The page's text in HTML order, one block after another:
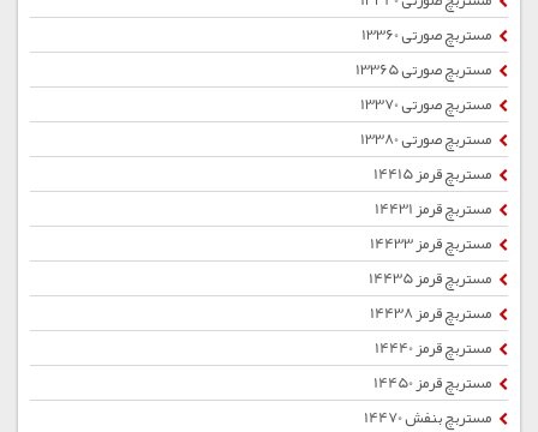
مستربچ صورتی 13360
مستربچ صورتی 13365
مستربچ صورتی 13370
مستربچ صورتی 13380
مستربچ قرمز 14415
مستربچ قرمز 14431
مستربچ قرمز 14433
مستربچ قرمز 14435
مستربچ قرمز 14438
مستربچ قرمز 14440
مستربچ قرمز 14450
مستربچ بنفش 14470